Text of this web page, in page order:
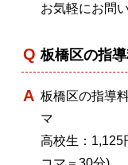
お気軽にお問
板橋区の指
板橋区の指導
マ
高校生：